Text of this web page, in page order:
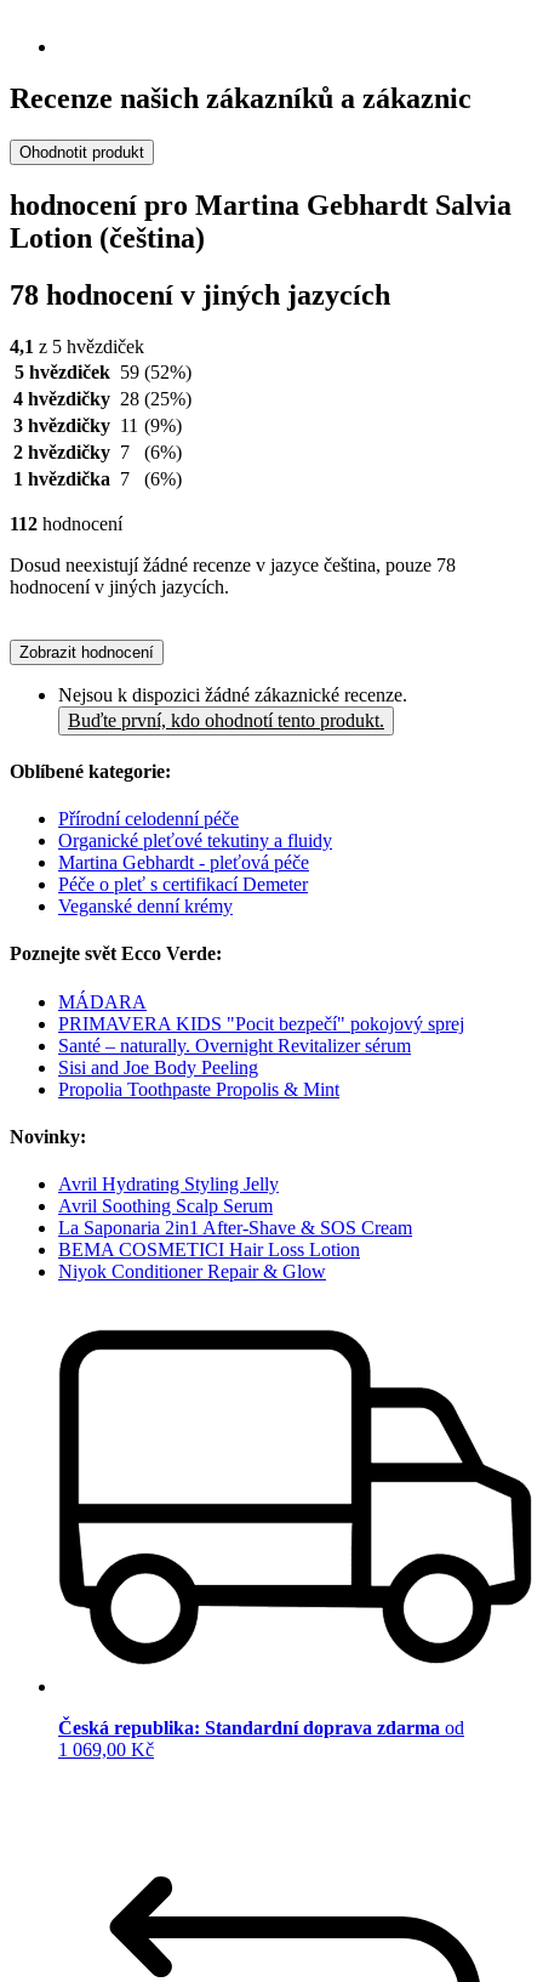
Recenze našich zákazníků a zákaznic
Ohodnotit produkt
hodnocení pro Martina Gebhardt Salvia
Lotion (čeština)
78 hodnocení v jiných jazycích
4,1 z 5 hvězdiček
5 hvězdiček 59 (52%)
4 hvězdičky 28 (25%)
3 hvězdičky 11 (9%)
2 hvězdičky 7
(6%)
1 hvězdička 7 (6%)
112 hodnocení
Dosud neexistují žádné recenze v jazyce čeština, pouze 78
hodnocení v jiných jazycích.
Zobrazit hodnocení
Nejsou k dispozici žádné zákaznické recenze.
Buďte první, kdo ohodnotí tento produkt.
Oblíbené kategorie:
Přírodní celodenní péče
Organické pleťové tekutiny a fluidy
Martina Gebhardt - pleťová péče
Péče o pleť s certifikací Demeter
Veganské denní krémy
Poznejte svět Ecco Verde:
MÁDARA
PRIMAVERA KIDS "Pocit bezpečí" pokojový sprej
Santé – naturally. Overnight Revitalizer sérum
Sisi and Joe Body Peeling
Propolia Toothpaste Propolis & Mint
Novinky:
Avril Hydrating Styling Jelly
Avril Soothing Scalp Serum
La Saponaria 2in1 After-Shave & SOS Cream
BEMA COSMETICI Hair Loss Lotion
Niyok Conditioner Repair & Glow
Česká republika: Standardní doprava zdarma od
1 069,00 Kč